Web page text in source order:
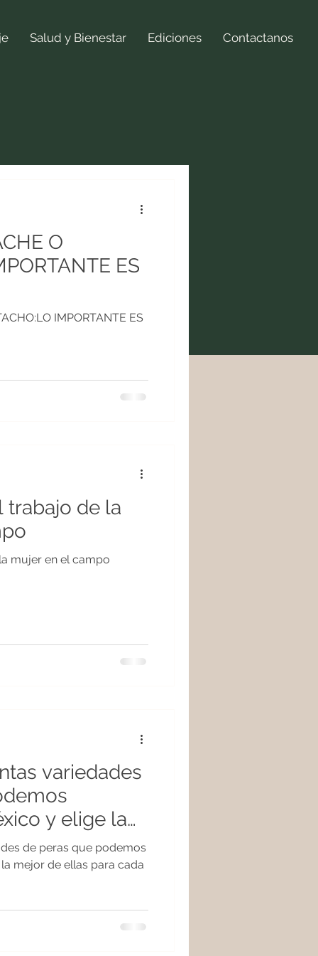
Salud y Bienestar Ediciones Contactanos
O
ES
IMPORTANTE ES
trabajo de la
mujer en el campo
variedades
y elige la
cada
de peras que podemos
mejor de ellas para cada